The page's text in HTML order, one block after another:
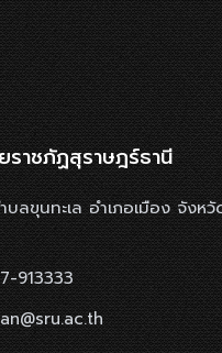
ราชภัฏสุราษฎร์ธานี
ลขุนทะเล อำเภอเมือง จังห
913333